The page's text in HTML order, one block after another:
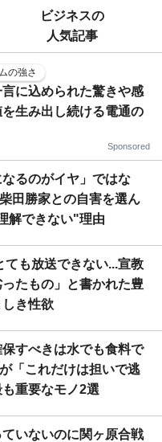
ビジネスの
人気記事
の強さ
言に込められた驚きや感
生み出し続ける電通の
Sponsored
なるのがイヤ」ではな
田勝家との自害を選ん
解できない"理由
ても放送できない...宣教
たもの」と書かれた豊
しき性欲
すべきは水でも食料で
「これだけは担いで逃
重要なモノ2選
いないのに関ヶ原合戦